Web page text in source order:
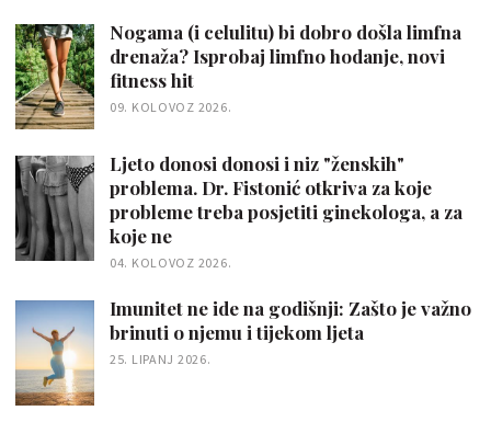
Nogama (i celulitu) bi dobro došla limfna
drenaža? Isprobaj limfno hodanje, novi
fitness hit
09. KOLOVOZ 2026.
Ljeto donosi donosi i niz "ženskih"
problema. Dr. Fistonić otkriva za koje
probleme treba posjetiti ginekologa, a za
koje ne
04. KOLOVOZ 2026.
Imunitet ne ide na godišnji: Zašto je važno
brinuti o njemu i tijekom ljeta
25. LIPANJ 2026.